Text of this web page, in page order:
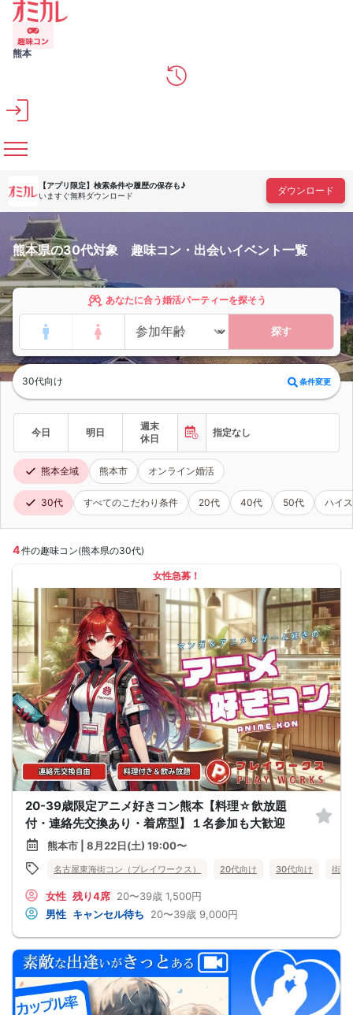
メインコンテンツへスキップ
熊本
【アプリ限定】 検索条件や履歴の保存も♪
いますぐ無料ダウンロード
ダウンロード
熊本県の30代対象 趣味コン・出会いイベント一覧
あなたに合う婚活パーティーを探そう
探す
30代向け 条件変更
今日 明日
週末
休日
指定なし
熊本全域 熊本市 オンライン婚活
30代 すべてのこだわり条件 20代 40代 50代 ハイ
4件の趣味コン(熊本県の30代)
女性急募！
20-39歳限定アニメ好きコン熊本【料理☆飲放題
付・連絡先交換あり・着席型】１名参加も大歓迎
熊本市 | 8月22日(土) 19:00〜
名古屋東海街コン（プレイワークス） 20代向け 30代向け 街コ
女性 残り4席 20〜39歳 1,500円
男性 キャンセル待ち 20〜39歳 9,000円